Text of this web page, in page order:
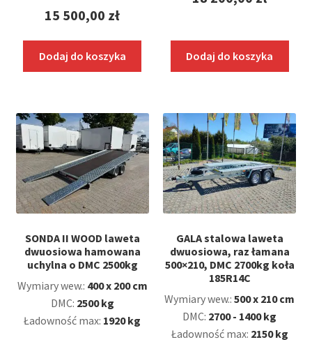
15 500,00 zł
Dodaj do koszyka Dodaj do koszyka
SONDA II WOOD laweta
dwuosiowa hamowana
uchylna o DMC 2500kg
Wymiary wew.: 400 x 200 cm
DMC: 2500 kg
Ładowność max: 1920 kg
GALA stalowa laweta
dwuosiowa, raz łamana
500×210, DMC 2700kg koła
185R14C
Wymiary wew.:500 x 210 cm
DMC: 2700 - 1400 kg
Ładowność max: 2150 kg